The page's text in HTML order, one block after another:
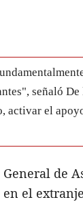
señaló
activar el
de
el